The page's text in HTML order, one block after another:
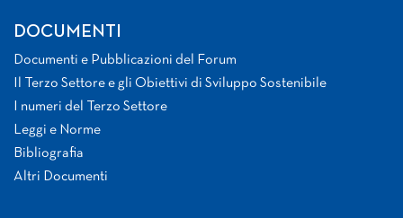
DOCUMENTI
Documenti e Pubblicazioni del Forum
Il Terzo Settore e gli Obiettivi di Sviluppo Sostenibile
I numeri del Terzo Settore
Leggi e Norme
Bibliografia
Altri Documenti